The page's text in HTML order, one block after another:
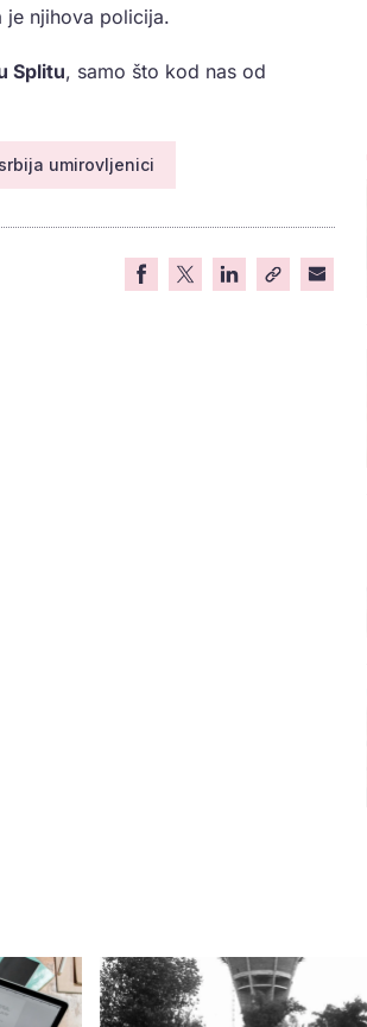
je njihova policija.
Splitu, samo što kod nas od
srbija umirovljenici